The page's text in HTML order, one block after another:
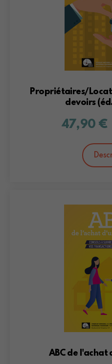
Propriétaires/
devoirs
47,90 €
ABC de l'achat